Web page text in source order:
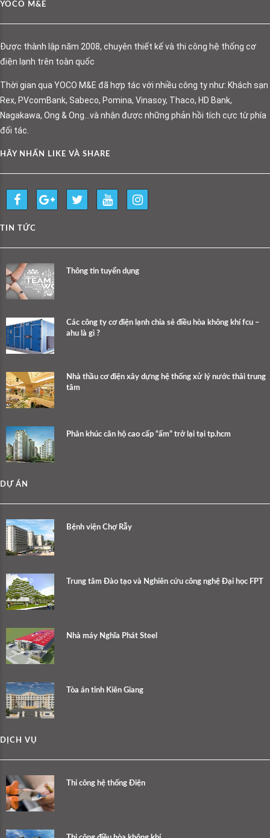
YOCO M&E
Được thành lập năm 2008, chuyên thiết kế và thi công hệ thống cơ
điện lạnh trên toàn quốc
Thời gian qua YOCO M&E đã hợp tác với nhiều công ty như: Khách sạn
Rex, PVcomBank, Sabeco, Pomina, Vinasoy, Thaco, HD Bank,
Nagakawa, Ong & Ong…và nhận được những phản hồi tích cực từ phía
đối tác.
HÃY NHẤN LIKE VÀ SHARE
TIN TỨC
Thông tin tuyển dụng
Các công ty cơ điện lạnh chia sẻ điều hòa không khí fcu –
ahu là gì ?
Nhà thầu cơ điện xây dựng hệ thống xử lý nước thải trung
tâm
Phân khúc căn hộ cao cấp “ấm” trở lại tại tp.hcm
DỰ ÁN
Bệnh viện Chợ Rẫy
Trung tâm Đào tạo và Nghiên cứu công nghệ Đại học FPT
Nhà máy Nghĩa Phát Steel
Tòa án tỉnh Kiên Giang
DỊCH VỤ
Thi công hệ thống Điện